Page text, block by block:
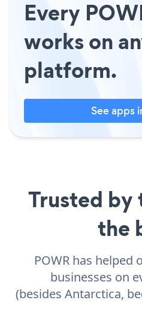
Every
works on
platform.
See apps
Trusted by
the
POWR has helped
businesses on
(besides Antarctica,